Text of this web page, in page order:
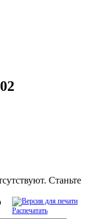
Станьте
Распечатать